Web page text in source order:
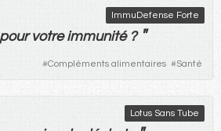
ImmuDefense Forte
pour votre immunité? "
#Compléments alimentaires #Santé
Lotus Sans Tube